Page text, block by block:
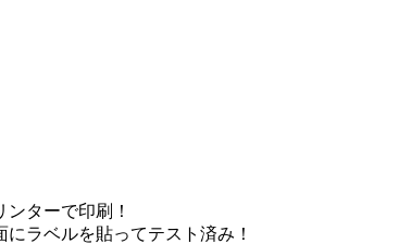
ンターで印刷！
にラベルを貼ってテスト済み！